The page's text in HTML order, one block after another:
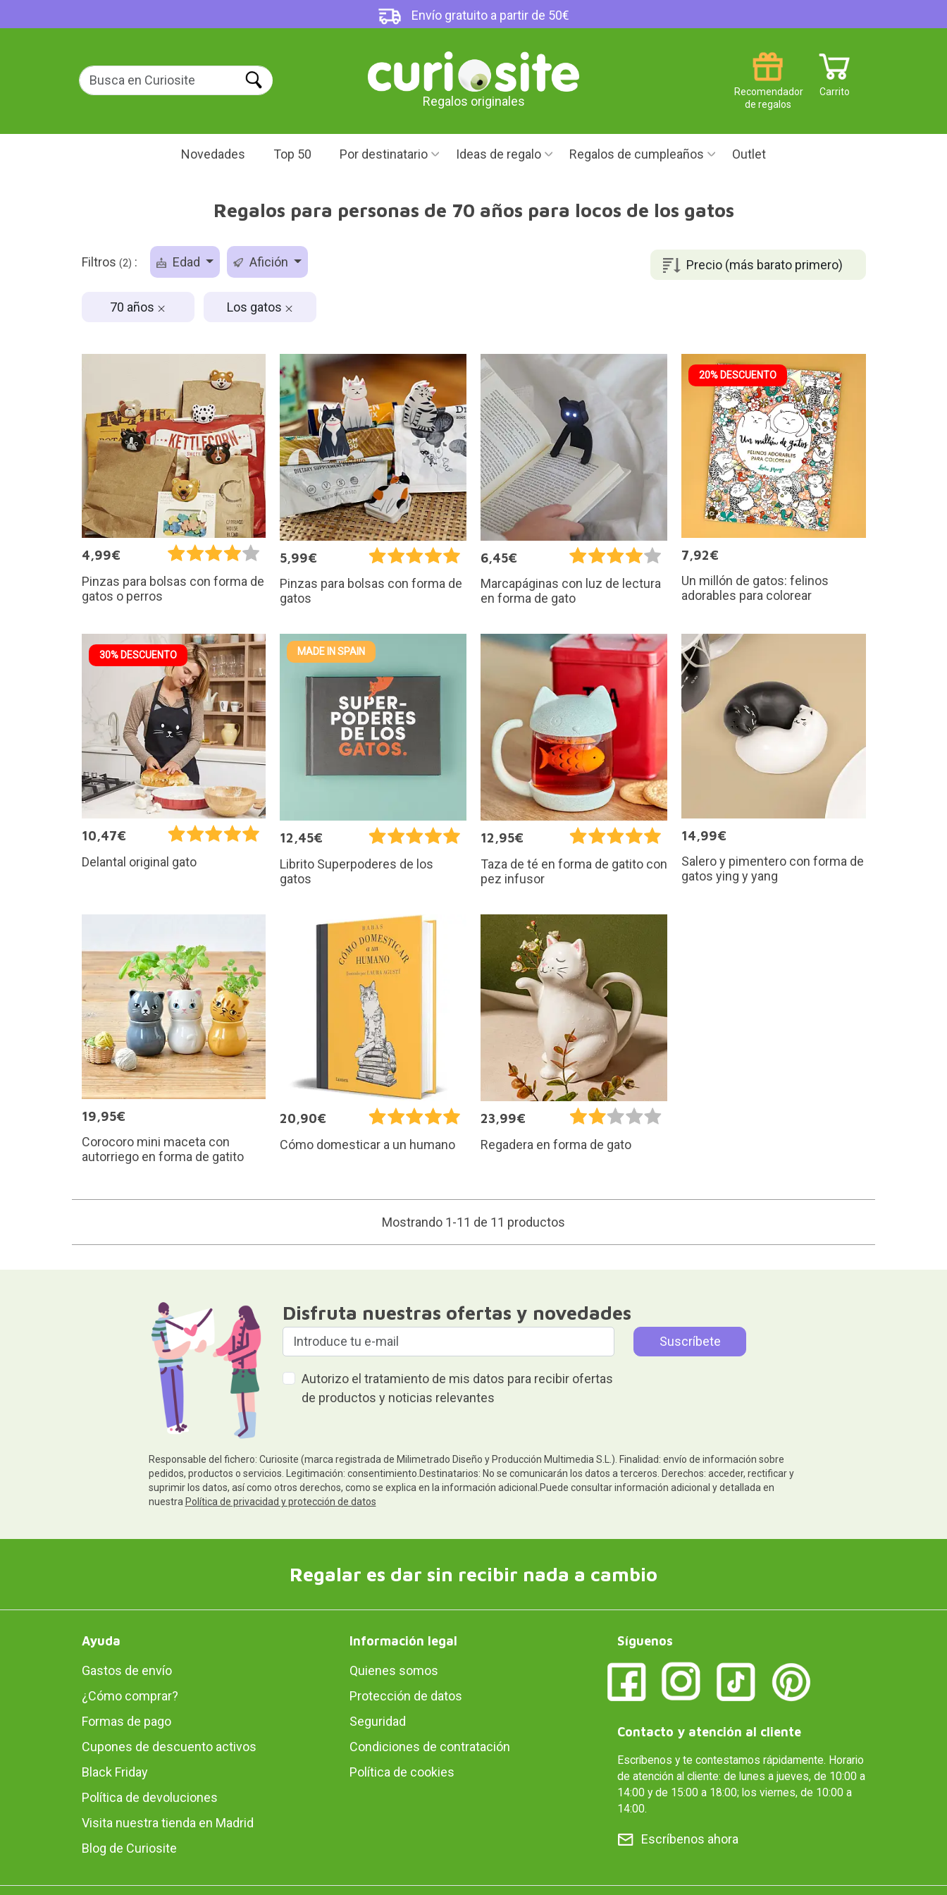
Envío gratuito a partir de 50€
Regalos originales
Carrito
Recomendador
de regalos
Novedades Top 50 Por destinatario Ideas de regalo Regalos de cumpleaños Outlet
Regalos para personas de 70 años para locos de los gatos
Precio (más barato primero)
Filtros (2) : Edad Afición
70 años Los gatos
4,99€
Pinzas para bolsas con forma de
gatos o perros
5,99€
Pinzas para bolsas con forma de
gatos
6,45€
Marcapáginas con luz de lectura
en forma de gato
20% DESCUENTO
7,92€
Un millón de gatos: felinos
adorables para colorear
30% DESCUENTO
10,47€
Delantal original gato
MADE IN SPAIN
12,45€
Librito Superpoderes de los
gatos
12,95€
Taza de té en forma de gatito con
pez infusor
14,99€
Salero y pimentero con forma de
gatos ying y yang
19,95€
Corocoro mini maceta con
autorriego en forma de gatito
20,90€
Cómo domesticar a un humano
23,99€
Regadera en forma de gato
Mostrando 1-11 de 11 productos
Disfruta nuestras ofertas y novedades
Autorizo el tratamiento de mis datos para recibir ofertas
de productos y noticias relevantes
Responsable del fichero: Curiosite (marca registrada de Milimetrado Diseño y Producción Multimedia S.L.). Finalidad: envío de información sobre
pedidos, productos o servicios. Legitimación: consentimiento.Destinatarios: No se comunicarán los datos a terceros. Derechos: acceder, rectificar y
suprimir los datos, así como otros derechos, como se explica en la información adicional.Puede consultar información adicional y detallada en
nuestra Política de privacidad y protección de datos
Regalar es dar sin recibir nada a cambio
Ayuda
Gastos de envío
¿Cómo comprar?
Formas de pago
Cupones de descuento activos
Black Friday
Política de devoluciones
Visita nuestra tienda en Madrid
Blog de Curiosite
Información legal
Quienes somos
Protección de datos
Seguridad
Condiciones de contratación
Política de cookies
Síguenos
Contacto y atención al cliente
Escríbenos y te contestamos rápidamente. Horario
de atención al cliente: de lunes a jueves, de 10:00 a
14:00 y de 15:00 a 18:00; los viernes, de 10:00 a
14:00.
Escríbenos ahora